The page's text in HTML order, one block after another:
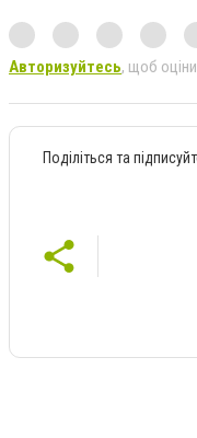
Авторизуйтесь, щоб
Поділіться та